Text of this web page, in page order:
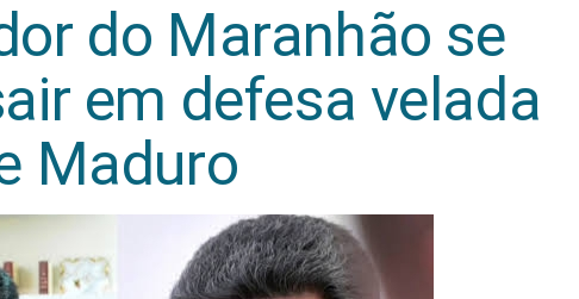
do Maranhão se
em defesa velada
Maduro